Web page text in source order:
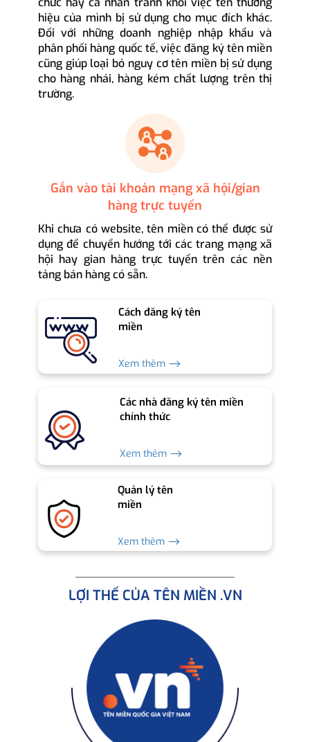
hiệu của mình bị sử dụng cho mục đích khác.
Đối với những doanh nghiệp nhập khẩu và
phân phối hàng quốc tế, việc đăng ký tên miền
cũng giúp loại bỏ nguy cơ tên miền bị sử dụng
cho hàng nhái, hàng kém chất lượng trên thị
trường.
Gắn vào tài khoản mạng xã hội/gian
hàng trực tuyến
Khi chưa có website, tên miền có thể được sử
dụng để chuyển hướng tới các trang mạng xã
hội hay gian hàng trực tuyến trên các nền
tảng bán hàng có sẵn.
Cách đăng ký tên
miền
Xem thêm ⟶
Các nhà đăng ký tên miền
chính thức
Xem thêm ⟶
Quản lý tên
miền
Xem thêm ⟶
LỢI THẾ CỦA TÊN MIỀN .VN